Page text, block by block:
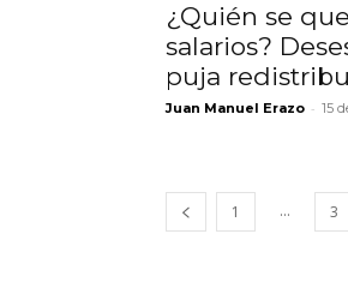
¿Quién se
salarios?
puja
Juan Manuel Erazo - 15
1 ... 3